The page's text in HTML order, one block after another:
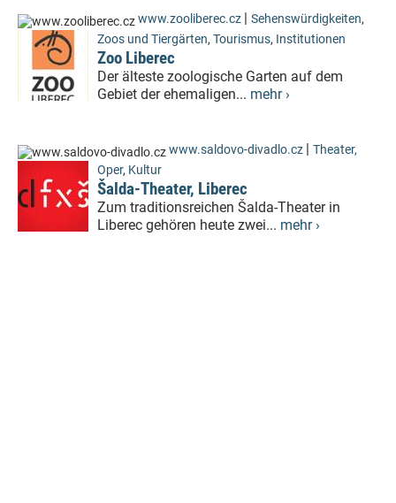
www.zooliberec.cz | Sehenswürdigkeiten,
Zoos und Tiergärten, Tourismus, Institutionen
Zoo Liberec
Der älteste zoologische Garten auf dem
Gebiet der ehemaligen... mehr ›
www.saldovo-divadlo.cz | Theater,
Oper, Kultur
Šalda-Theater, Liberec
Zum traditionsreichen Šalda-Theater in
Liberec gehören heute zwei... mehr ›